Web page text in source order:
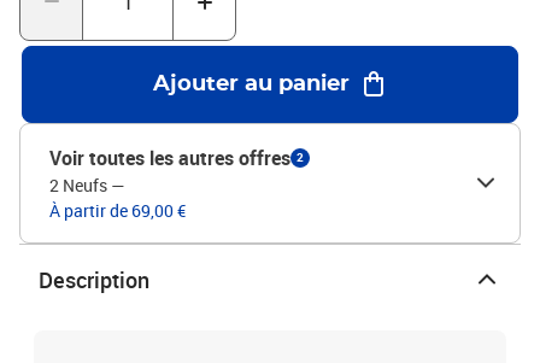
la boîte pour un montage facile.Couleur : blancMatériau :
similicuir (75 % chlorure de polyvinyle, 5 % coton, 20 % polyester),
contreplaqué, bois d'ingénierieDimensions totales : 203 x 93 x 25
cm (L x l x H)Dimensions du matelas correspondant : 90 x 200 cm
(I x L) (matelas non inclus)
Ajouter au panier
Voir toutes les autres offres 2
2 Neufs —
À partir de 69,00 €
Description